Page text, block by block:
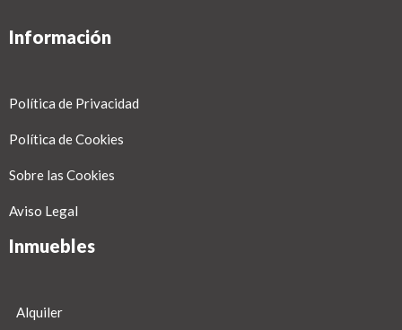
Información
Política de Privacidad
Política de Cookies
Sobre las Cookies
Aviso Legal
Inmuebles
Alquiler